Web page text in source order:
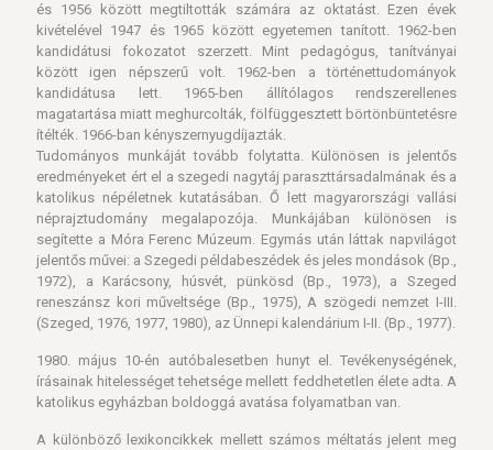
és 1956 között megtiltották számára az oktatást. Ezen évek
kivételével 1947 és 1965 között egyetemen tanított. 1962-ben
kandidátusi fokozatot szerzett. Mint pedagógus, tanítványai
között igen népszerű volt. 1962-ben a történettudományok
kandidátusa lett. 1965-ben állítólagos rendszerellenes
magatartása miatt meghurcolták, fölfüggesztett börtönbüntetésre
ítélték. 1966-ban kényszernyugdíjazták.
Tudományos munkáját tovább folytatta. Különösen is jelentős
eredményeket ért el a szegedi nagytáj paraszttársadalmának és a
katolikus népéletnek kutatásában. Ő lett magyarországi vallási
néprajztudomány megalapozója. Munkájában különösen is
segítette a Móra Ferenc Múzeum. Egymás után láttak napvilágot
jelentős művei: a Szegedi példabeszédek és jeles mondások (Bp.,
1972), a Karácsony, húsvét, pünkösd (Bp., 1973), a Szeged
reneszánsz kori műveltsége (Bp., 1975), A szögedi nemzet I-III.
(Szeged, 1976, 1977, 1980), az Ünnepi kalendárium I-II. (Bp., 1977).
1980. május 10-én autóbalesetben hunyt el. Tevékenységének,
írásainak hitelességet tehetsége mellett feddhetetlen élete adta. A
katolikus egyházban boldoggá avatása folyamatban van.
A különböző lexikoncikkek mellett számos méltatás jelent meg